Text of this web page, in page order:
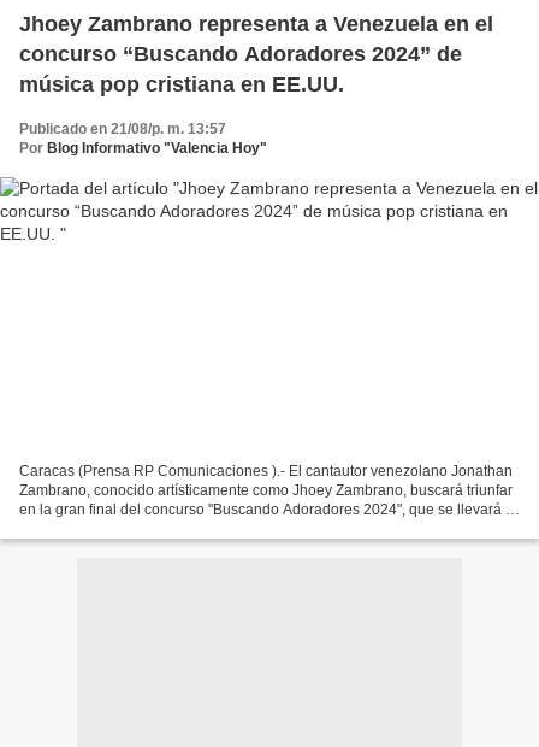
Jhoey Zambrano representa a Venezuela en el
concurso “Buscando Adoradores 2024” de
música pop cristiana en EE.UU.
Publicado en 21/08/p. m. 13:57
Por Blog Informativo "Valencia Hoy"
Caracas (Prensa RP Comunicaciones ).- El cantautor venezolano Jonathan
Zambrano, conocido artísticamente como Jhoey Zambrano, buscará triunfar
en la gran final del concurso "Buscando Adoradores 2024", que se llevará a